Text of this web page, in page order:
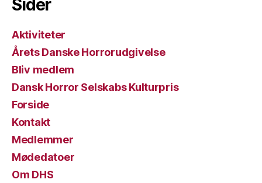
Sider
Aktiviteter
Årets Danske Horrorudgivelse
Bliv medlem
Dansk Horror Selskabs Kulturpris
Forside
Kontakt
Medlemmer
Mødedatoer
Om DHS